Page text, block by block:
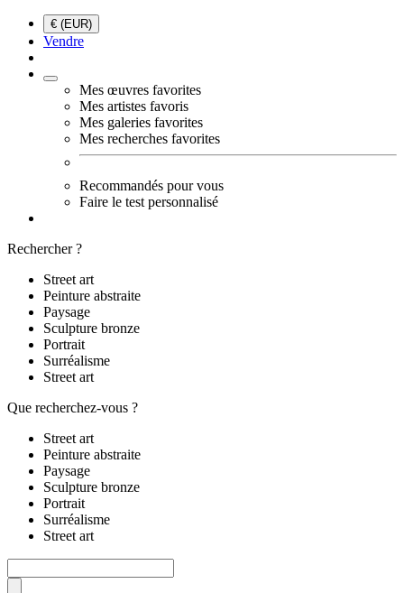
€ (EUR)
Vendre
Mes œuvres favorites
Mes artistes favoris
Mes galeries favorites
Mes recherches favorites
Recommandés pour vous
Faire le test personnalisé
Rechercher ?
Street art
Peinture abstraite
Paysage
Sculpture bronze
Portrait
Surréalisme
Street art
Que recherchez-vous ?
Street art
Peinture abstraite
Paysage
Sculpture bronze
Portrait
Surréalisme
Street art